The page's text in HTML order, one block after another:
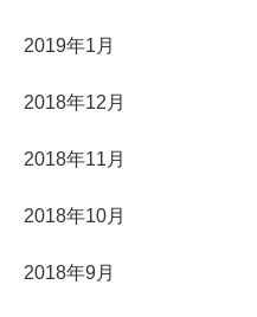
2019年1月
2018年12月
2018年11月
2018年10月
2018年9月